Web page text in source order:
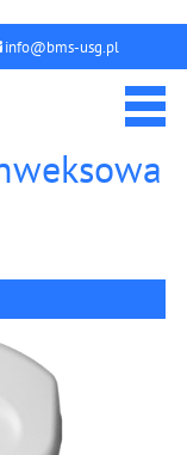
info@bms-usg.pl